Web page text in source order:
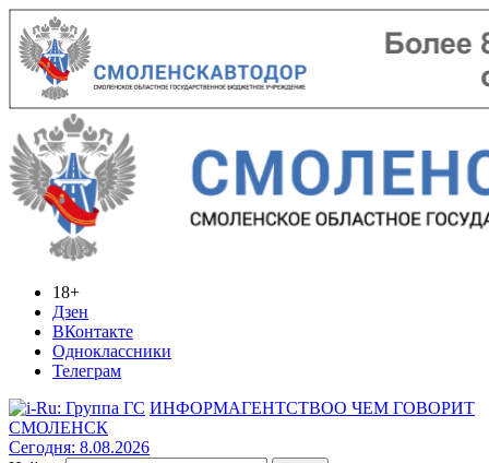
18+
Дзен
ВКонтакте
Одноклассники
Телеграм
ИНФОРМАГЕНТСТВОО ЧЕМ ГОВОРИТ
СМОЛЕНСК
Сегодня: 8.08.2026